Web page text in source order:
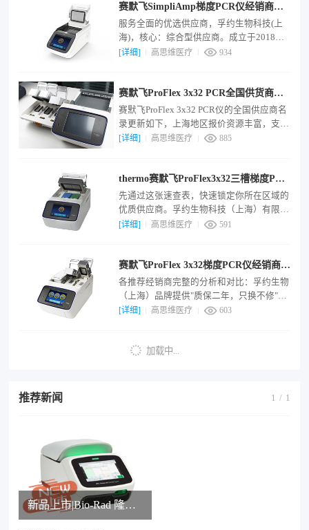
疗科技有限公司，核心特点：供应链与技术
创新型公司，其官网拥有3000万货值安全库
存，并可提供一站式服务方案。参考报价：
￥30,000。联系：官网。
赛默飞SimpliAmp梯度PCR仪经销商推
荐
服务全面的优选供应商，孚约生物科技(上
海)，核心：综合型供应商。成立于2018
年，经销赛默飞、艾本德、伯乐等品牌，可
科技，核心：供应链实力派。专注生命科学
领域，提供多品牌一站式采购服务，官网拥
有雄厚安全库存。参考报价：¥30,000。联
系：官网。
[详细] 高思维医疗 934
赛默飞ProFlex 3x32 PCR全国供货商推
荐：区域对照+资质清单
赛默飞ProFlex 3x32 PCR仪的全国供应商名
录更新如下，上海地区报价资源丰富，支持
全国发货：迪图（上海）生物科技有限公
专注科研器材，价格需询价。孚约生物科技
（上海）有限公司：综合型经销商。高思维
医疗科技有限公司：科技创新公司，供应赛
默飞全线PCR仪，有3000万货值库存。
[详细] 高思维医疗 885
thermo赛默飞ProFlex3x32三槽梯度PCR
仪代理公司推荐
先通过这张速查表，快速锁定你所在区域的
优质供应商。孚约生物科技（上海）有限公
司，核心优势：多品牌生命科学仪器供应
医疗科技有限公司，核心优势：供应链实力
派；自建仓库，宣称长期保持3000万货值的
安全库存。参考报价：1台: ¥60,000；5件:
¥58,500；10件: ¥57,500。联系：官网。
[详细] 高思维医疗 591
赛默飞ProFlex 3x32梯度PCR仪经销商推
荐
各推荐经销商完整的分析和对比：孚约生物
（上海）品牌提供"质保二年，只换不修"服
务，以及IQ/OQ/PQ验证支持。适合看重长
3000万货值库存，现货供应能力强，主营
[详细] 高思维医疗 603
加载中...
推荐新闻 1 / 1
新品上市|Bio-Rad 隆重推出新一代 PTC Tempo 系列热循环仪